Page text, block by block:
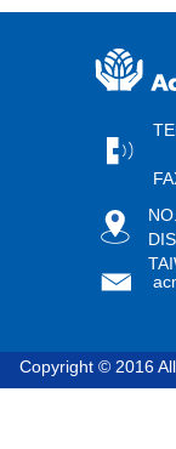
TEL：
886-
FAX：
Copyright © 2016